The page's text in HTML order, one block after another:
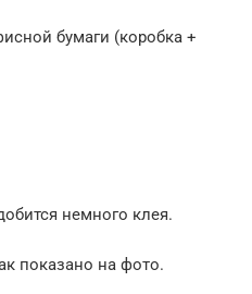
бумаги (коробка +
немного клея.
показано на фото.